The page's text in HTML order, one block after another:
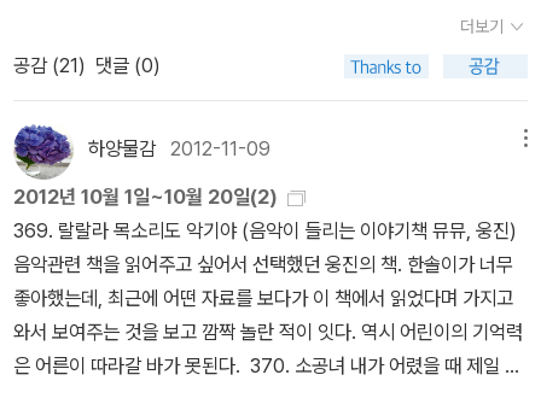
사람들을 동경한다. 자신만의 철학을 갖고 중심을 잃지 않는 사람들,
나답게 살다보니 튀어 보이는 사람들, 우리는 그들을 이시대의 프레
드릭과 바틀비라 부를 수 있을 것이다.
씩 일을 했던 프랑시스꼬 루리즈의 농장에서 자신의 초라한 집으로
이어지는 길에서 목격되었다. 그러나 그는 집에 돌아오지 않았고, 그
는 실종 당일 오빠가 양 몇 마리를 팔았는데 오빠가 양을 팔고 받은 돈
을 갖고 있었다는 사실을 적어도 두 남자가 알고 있었을 거라고 주장
했다. 발레로와 산체스라는 남자였는데, 우연인지 몰라도 그들은 틈
만 나면 그리말도스를 조롱하고 괴롭히고 학대했던 사람들이었다. 그
들이 그리말도스의 돈을 빼앗고 살해했을 수도 있지 않을까?수사가
시작되었고, 다른 주민들도 수사관들에게 발레로와 산체스가 의심스
럽다고 진술했지만, 그리말도스의 시신이나 직접적인 살인 증거가 발
견되지 않아 1911년 9월에 수사가 종료되었다. (p.58-59)그리말도
의 경우는 읽지 못한 경우가 많다. 전자의 방식을 따르는 것이 옳지만
요즘 자꾸 후자의 방식으로 가는 경향이 있어 스스로 못마땅하기도
하다. 어쨌든 그 이야기를 하려는 것이 아니라 내 책이 아니라 아이책
에서도 특정 작가의 책은 한 권, 두 권이 세 권, 네 권이 되고 또 열 권
이 되곤 한다. 구매력은 내가 가지고 있으므로 이것은 순수하게 아이
의 흥미가 아닌 엄마의 흥미가 포함된 결과물이다. 그 작가들의 책에
대해 정리해보고자 한다. 시작은 오늘 산 두 권의 책 때문이었다. 피터
레이놀즈의 [느끼는대로]를 사오니 그의 책이 3권이 되었고, 노인경
의 [기차와 물고기]를 사오니 그의 책도 3권이 되어, 곧 그들의 책이
다섯 권, 여섯 권이 되겠다 싶어졌고 책장에서 여러 권 꽂힌 작가들을
보니 생각보다 많아 정리를 한 번 해보고 싶어졌다. 1. 앤서니 브라운
더보기
공감 (21) 댓글 (0)
하양물감2012-11-09
2012년 10월 1일~10월 20일(2)
369. 랄랄라 목소리도 악기야 (음악이 들리는 이야기책 뮤뮤, 웅진)
음악관련 책을 읽어주고 싶어서 선택했던 웅진의 책. 한솔이가 너무
좋아했는데, 최근에 어떤 자료를 보다가 이 책에서 읽었다며 가지고
와서 보여주는 것을 보고 깜짝 놀란 적이 잇다. 역시 어린이의 기억력
은 어른이 따라갈 바가 못된다. 370. 소공녀 내가 어렸을 때 제일 좋